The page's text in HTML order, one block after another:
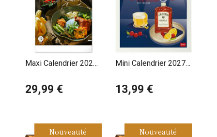
Maxi Calendrier 2027
29,99 €
Mini Calendrier 2027
Cheers
13,99 €
Nouveauté Nouveauté